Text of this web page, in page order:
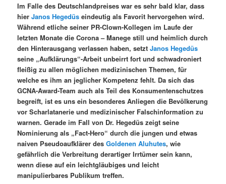
Im Falle des Deutschlandpreises war es sehr bald klar, dass
hierJanos Hegedüs eindeutig als Favorit hervorgehen wird.
Während etliche seiner PR-Clown-Kollegen im Laufe der
letzten Monate die Corona – Manege still und heimlich durch
den Hinterausgang verlassen haben, setztJanos Hegedüs
seine „Aufklärungs“-Arbeit unbeirrt fort und schwadroniert
fleißig zu allen möglichen medizinischen Themen, für
welche es ihm an jeglicher Kompetenz fehlt. Da sich das
GCNA-Award-Team auch als Teil des Konsumentenschutzes
begreift, ist es uns ein besonderes Anliegen die Bevölkerung
vor Scharlatanerie und medizinischer Falschinformation zu
warnen. Gerade im Fall von Dr. Hegedüs zeigt seine
Nominierung als „Fact-Hero“ durch die jungen und etwas
naiven Pseudoaufklärer desGoldenen Aluhutes, wie
gefährlich die Verbreitung derartiger Irrtümer sein kann,
wenn diese auf ein leichtgläubiges und leicht
manipulierbares Publikum treffen.